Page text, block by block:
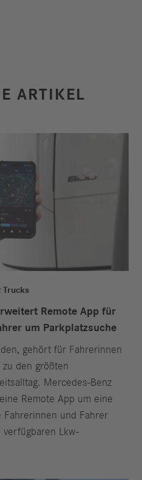
ARTIKEL
Trucks
Remote App für
um Parkplatzsuche
gehört für Fahrerinnen
den größten
Mercedes-Benz
Remote App um eine
Fahrerinnen und Fahrer
Lkw-